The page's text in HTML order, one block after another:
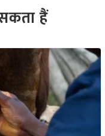
हैं